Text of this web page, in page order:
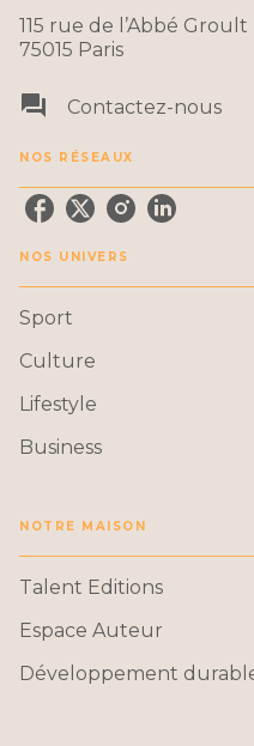
115 rue de l’Abbé Groult
75015 Paris
question_answer Contactez-nous
NOS RÉSEAUX
NOS UNIVERS
Sport
Culture
Lifestyle
Business
NOTRE MAISON
Talent Editions
Espace Auteur
Développement